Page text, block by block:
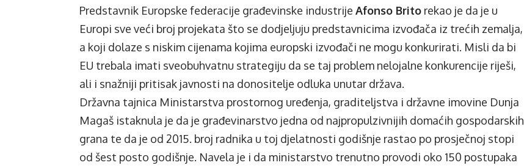
Predstavnik Europske federacije građevinske industrije Afonso Brito rekao je da je u
Europi sve veći broj projekata što se dodjeljuju predstavnicima izvođača iz trećih zemalja,
a koji dolaze s niskim cijenama kojima europski izvođači ne mogu konkurirati. Misli da bi
EU trebala imati sveobuhvatnu strategiju da se taj problem nelojalne konkurencije riješi,
ali i snažniji pritisak javnosti na donositelje odluka unutar država.
Državna tajnica Ministarstva prostornog uređenja, graditeljstva i državne imovine Dunja
Magaš istaknula je da je građevinarstvo jedna od najpropulzivnijih domaćih gospodarskih
grana te da je od 2015. broj radnika u toj djelatnosti godišnje rastao po prosječnoj stopi
od šest posto godišnje. Navela je i da ministarstvo trenutno provodi oko 150 postupaka